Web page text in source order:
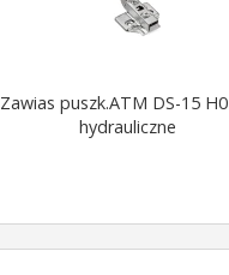
Zawias puszk.ATM DS-15
hydrauliczne